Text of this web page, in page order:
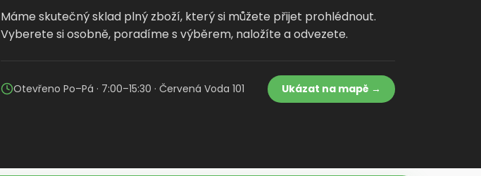
Máme skutečný sklad plný zboží, který si můžete přijet prohlédnout.
Vyberete si osobně, poradíme s výběrem, naložíte a odvezete.
Otevřeno Po–Pá · 7:00–15:30 · Červená Voda 101 Ukázat na mapě →